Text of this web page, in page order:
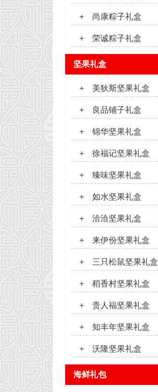
+ 尚康粽子礼盒
+ 荣诚粽子礼盒
坚果礼盒
+ 美狄斯坚果礼盒
+ 良品铺子礼盒
+ 锦华坚果礼盒
+ 徐福记坚果礼盒
+ 臻味坚果礼盒
+ 如水坚果礼盒
+ 洽洽坚果礼盒
+ 来伊份坚果礼盒
+ 三只松鼠坚果礼盒
+ 稻香村坚果礼盒
+ 贵人福坚果礼盒
+ 知丰年坚果礼盒
+ 沃隆坚果礼盒
海鲜礼包